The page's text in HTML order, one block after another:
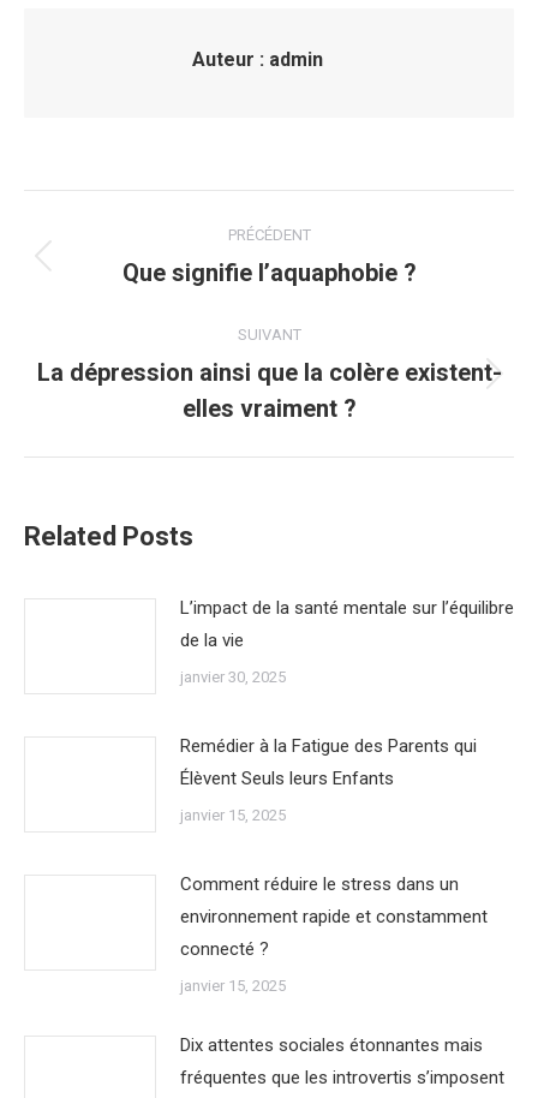
Auteur : admin
article
PRÉCÉDENT
Article
:
Que signifie l’aquaphobie ?
SUIVANT
Article
suivant
:
La dépression ainsi que la colère existent-
elles vraiment ?
Related Posts
L’impact de la santé mentale sur l’équilibre
de la vie
janvier 30, 2025
Remédier à la Fatigue des Parents qui
Élèvent Seuls leurs Enfants
janvier 15, 2025
Comment réduire le stress dans un
environnement rapide et constamment
connecté ?
janvier 15, 2025
Dix attentes sociales étonnantes mais
fréquentes que les introvertis s’imposent